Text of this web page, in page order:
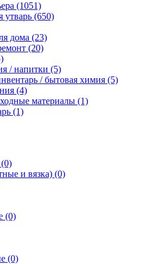
(1051)
утварь (650)
дома (23)
(20)
/ напитки (5)
/ бытовая химия (5)
(4)
материалы (1)
(1)
(0)
и вязка) (0)
(0)
(0)